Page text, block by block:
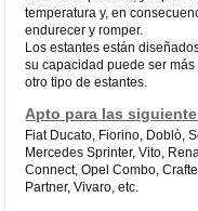
temperatura y, en
endurecer y romper.
Los estantes están
su capacidad puede ser
otro tipo de estantes.
Apto para las
Fiat Ducato, Fiorino, Doblò,
Mercedes Sprinter, Vito,
Connect, Opel Combo,
Partner, Vivaro, etc.